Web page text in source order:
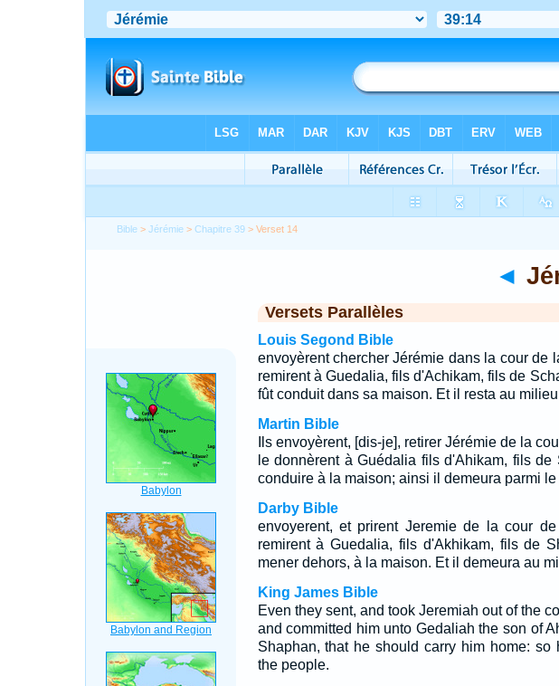
Bible >Jérémie >Chapitre 39 > Verset 14
◄
Versets Parallèles
Louis Segond Bible
envoyèrent chercher Jérémie dans la cour de
remirent à Guedalia, fils d'Achikam, fils de
fût conduit dans sa maison. Et il resta au
Martin Bible
Ils envoyèrent, [dis-je], retirer Jérémie de la
le donnèrent à Guédalia fils d'Ahikam, fils de
conduire à la maison; ainsi il demeura parmi
Darby Bible
envoyerent, et prirent Jeremie de la cour
remirent à Guedalia, fils d'Akhikam, fils de
mener dehors, à la maison. Et il demeura au
King James Bible
Even they sent, and took Jeremiah out of the
and committed him unto Gedaliah the son of
Shaphan, that he should carry him home: so
the people.